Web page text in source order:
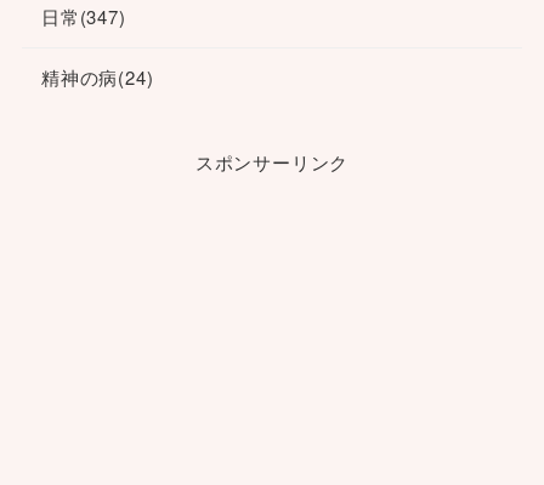
日常(347)
精神の病(24)
スポンサーリンク